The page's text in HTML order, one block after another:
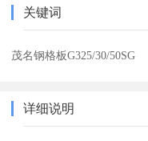
关键词
茂名钢格板G325/30/50SG
详细说明